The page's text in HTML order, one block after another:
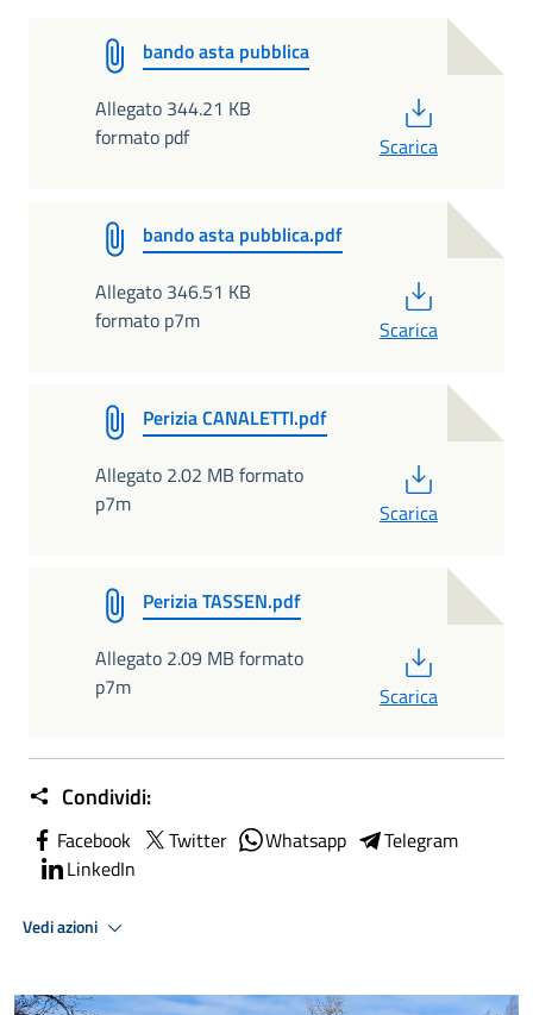
bando asta pubblica
Allegato 344.21 KB
formato pdf
Scarica
bando asta pubblica.pdf
Allegato 346.51 KB
formato p7m
Scarica
Perizia CANALETTI.pdf
Allegato 2.02 MB formato
p7m
Scarica
Perizia TASSEN.pdf
Allegato 2.09 MB formato
p7m
Scarica
Condividi:
Facebook Twitter Whatsapp
Telegram
LinkedIn
Vedi azioni